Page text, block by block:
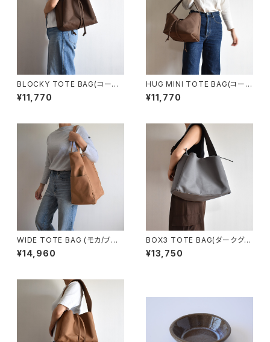
BLOCKY TOTE BAG(コーヒ
ー/ブラウン)
¥11,770
HUG MINI TOTE BAG(コーヒ
ー/ブラウン)
¥11,770
WIDE TOTE BAG (モカ/ブラ
ウン)
¥14,960
BOX3 TOTE BAG(ダークグレ
ー)
¥13,750